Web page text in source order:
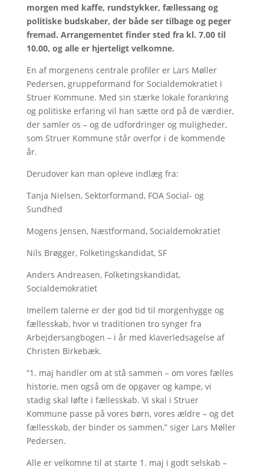
morgen med kaffe, rundstykker, fællessang og
politiske budskaber, der både ser tilbage og peger
fremad. Arrangementet finder sted fra kl. 7.00 til
10.00, og alle er hjerteligt velkomne.
En af morgenens centrale profiler er Lars Møller
Pedersen, gruppeformand for Socialdemokratiet i
Struer Kommune. Med sin stærke lokale forankring
og politiske erfaring vil han sætte ord på de værdier,
der samler os – og de udfordringer og muligheder,
som Struer Kommune står overfor i de kommende
år.
Derudover kan man opleve indlæg fra:
Tanja Nielsen, Sektorformand, FOA Social- og
Sundhed
Mogens Jensen, Næstformand, Socialdemokratiet
Nils Brøgger, Folketingskandidat, SF
Anders Andreasen, Folketingskandidat,
Socialdemokratiet
Imellem talerne er der god tid til morgenhygge og
fællesskab, hvor vi traditionen tro synger fra
Arbejdersangbogen – i år med klaverledsagelse af
Christen Birkebæk.
“1. maj handler om at stå sammen – om vores fælles
historie, men også om de opgaver og kampe, vi
stadig skal løfte i fællesskab. Vi skal i Struer
Kommune passe på vores børn, vores ældre – og det
fællesskab, der binder os sammen,” siger Lars Møller
Pedersen.
Alle er velkomne til at starte 1. maj i godt selskab –